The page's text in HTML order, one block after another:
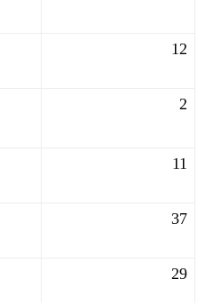
12
2
11
37
29